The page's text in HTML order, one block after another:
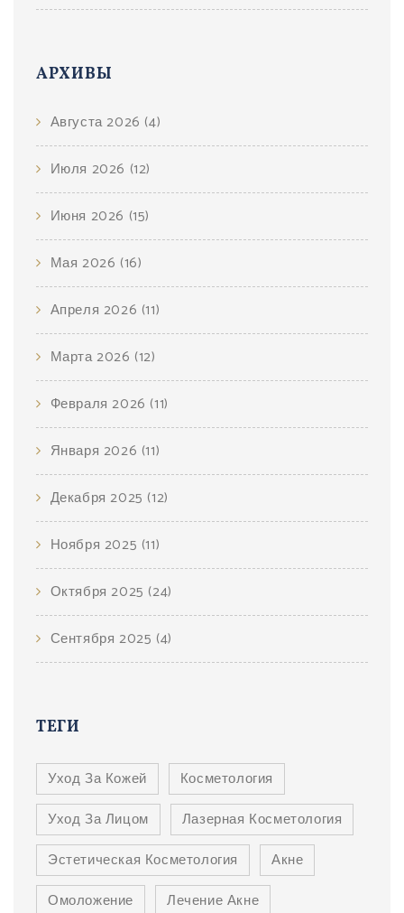
АРХИВЫ
Августа 2026 (4)
Июля 2026 (12)
Июня 2026 (15)
Мая 2026 (16)
Апреля 2026 (11)
Марта 2026 (12)
Февраля 2026 (11)
Января 2026 (11)
Декабря 2025 (12)
Ноября 2025 (11)
Октября 2025 (24)
Сентября 2025 (4)
ТЕГИ
Уход За Кожей
Косметология
Уход За Лицом
Лазерная Косметология
Эстетическая Косметология
Акне
Омоложение
Лечение Акне